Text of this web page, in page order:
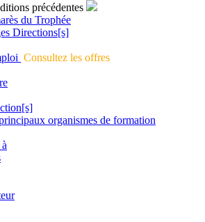
précédentes
du Trophée
Directions[s]
Consultez les offres
organismes de formation